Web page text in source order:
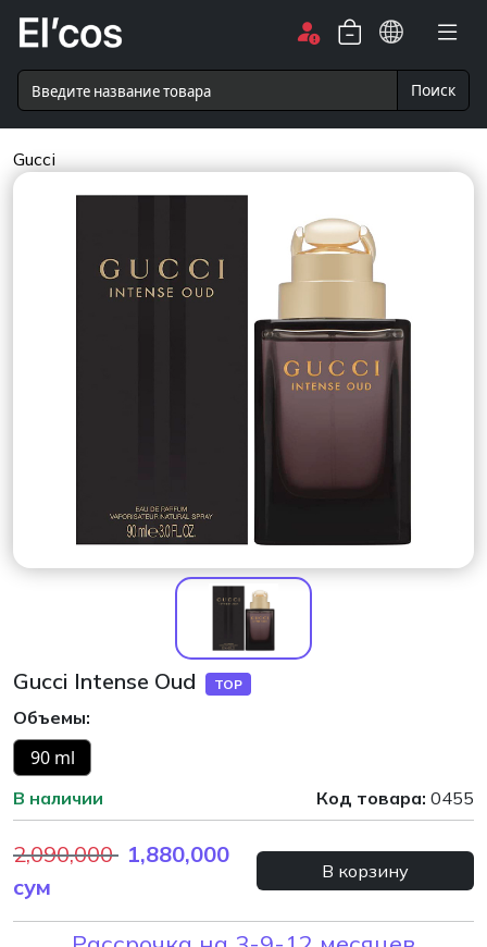
Поиск
Gucci
Gucci Intense Oud TOP
Объемы:
90 ml
В наличии Код товара: 0455
2,090,000 1,880,000
сум
В корзину